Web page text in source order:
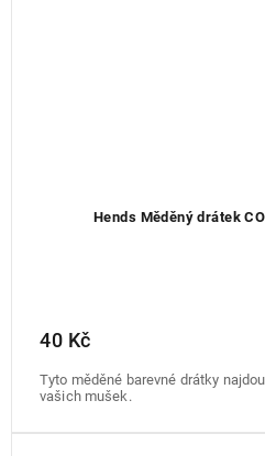
Hends Měděný drátek
40 Kč
Tyto měděné barevné drátky
vašich mušek.